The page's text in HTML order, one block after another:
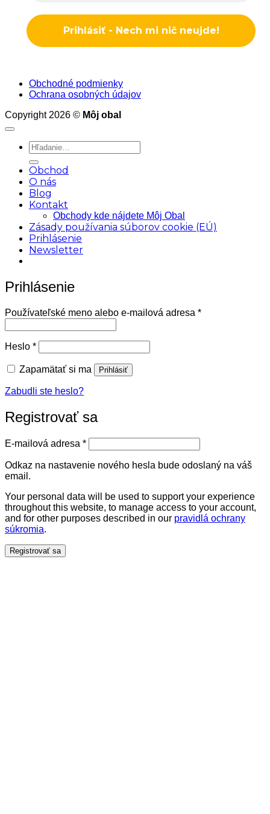
Obchodné podmienky
Ochrana osobných údajov
Copyright 2026 © Môj obal
Hľadať:
Obchod
O nás
Blog
Kontakt
Obchody kde nájdete Môj Obal
Zásady používania súborov cookie (EÚ)
Prihlásenie
Newsletter
Prihlásenie
Používateľské meno alebo e-mailová adresa *Povinné
Heslo *Povinné
Zapamätať si ma Prihlásiť
Zabudli ste heslo?
Registrovať sa
E-mailová adresa *Povinné
Odkaz na nastavenie nového hesla bude odoslaný na váš
email.
Your personal data will be used to support your experience
throughout this website, to manage access to your account,
and for other purposes described in our pravidlá ochrany
súkromia.
Registrovať sa